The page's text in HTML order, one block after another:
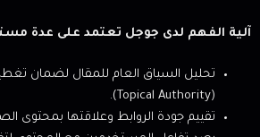
آلية الفهم لدى جوجل تعتمد على عدة
تحليل السياق العام للمقال لضمان
(Topical Authority).
تقييم جودة الروابط وعلاقتها بمحتوى